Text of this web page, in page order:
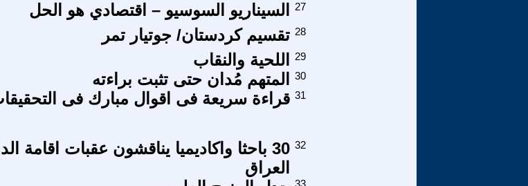
السيناريو السوسيو – اقتصادي هو الحل 27
تقسيم كردستان/ جوتيار تمر 28
اللحية والنقاب
29
المتهم مُدان حتى تثبت براءته
30
قراءة سريعة فى اقوال مبارك فى 31
30 باحثا واكاديميا يناقشون عقبات اقامة
العراق
32
33